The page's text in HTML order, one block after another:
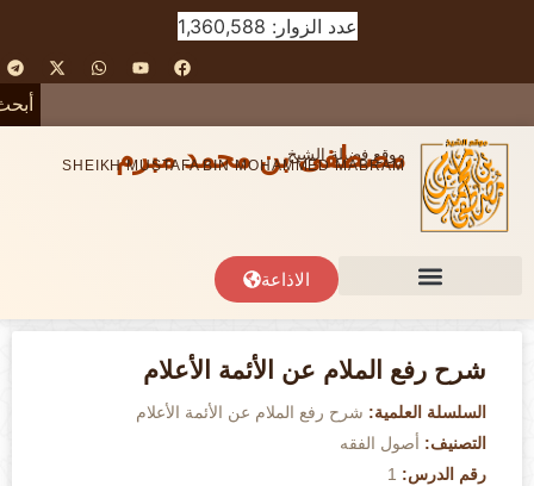
عدد الزوار: 1,360,588
أبحث
موقع فضيلة الشيخ
مصطفى بن محمد مبرم
SHEIKH MUSTAFA BIN MOHAMMED MABRAM
الاذاعة
شرح رفع الملام عن الأئمة الأعلام
السلسلة العلمية:شرح رفع الملام عن الأئمة الأعلام
التصنيف:أصول الفقه
رقم الدرس:1